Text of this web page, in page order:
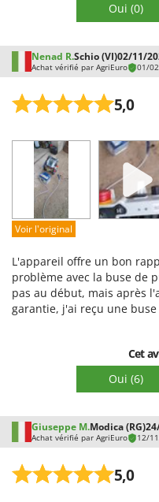
Oui (0)
Nenad R.Schio (VI)02/11/
Achat vérifié par AgriEuro 01/
5,0
Prestations
Facilité d'utilisation
Qualité / Prix
Facilité de montage
Voir l'original
L'appareil offre un bon
problème avec la buse de
pas au début, mais après
garantie, j'ai reçu une
Cet
Oui (6)
Giuseppe M.Modica (RG)
Achat vérifié par AgriEuro 12/
5,0